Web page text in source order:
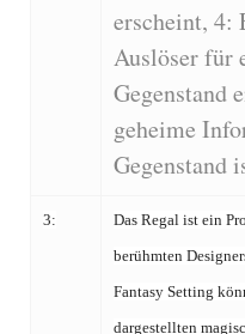
erscheint, 4:
Auslöser für
Gegenstand
geheime
Gegenstand
3:
Das Regal ist ein
berühmten
Fantasy Setting
dargestellten